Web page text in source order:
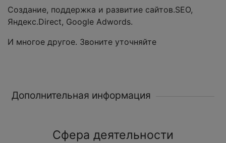
Создание, поддержка и развитие сайтов.SEO,
Яндекс.Direct, Google Adwords.
И многое другое. Звоните уточняйте
Дополнительная информация
Сфера деятельности